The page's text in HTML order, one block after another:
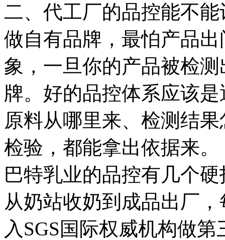
二、代工厂的品控能不
做自有品牌，最怕产品
象，一旦你的产品被检
牌。好的品控体系应该
原料从哪里来、检测结
检验，都能拿出依据来。
巴特乳业的品控有几个
从奶站收奶到成品出厂
入SGS国际权威机构做